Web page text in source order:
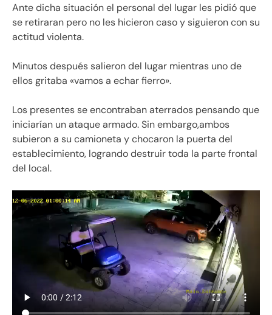
Ante dicha situación el personal del lugar les pidió que
se retiraran pero no les hicieron caso y siguieron con su
actitud violenta.
Minutos después salieron del lugar mientras uno de
ellos gritaba «vamos a echar fierro».
Los presentes se encontraban aterrados pensando que
iniciarían un ataque armado. Sin embargo,ambos
subieron a su camioneta y chocaron la puerta del
establecimiento, logrando destruir toda la parte frontal
del local.